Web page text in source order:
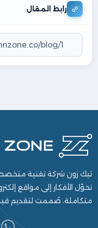
رابط المقال
تيك زون شركة تقنية
نحوّل الأفكار إلى مواقع
متكاملة، صُممت لتقديم